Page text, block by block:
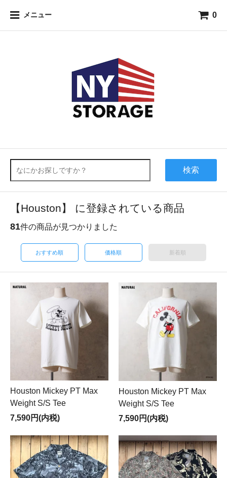
メニュー 0
検索
【Houston】 に登録されている商品
81件の商品が見つかりました
おすすめ順 価格順 新着順
Houston Mickey PT Max
Weight S/S Tee
7,590円(内税)
Houston Mickey PT Max
Weight S/S Tee
7,590円(内税)